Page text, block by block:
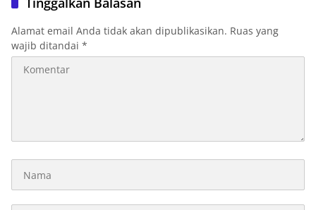
Alamat email Anda tidak akan dipublikasikan. Ruas yang
wajib ditandai *